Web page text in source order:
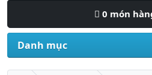
0 món
Danh mục